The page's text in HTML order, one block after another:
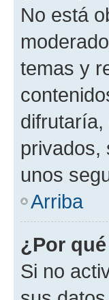
No está
temas y
privados,
unos
Arriba
¿Por
Si no